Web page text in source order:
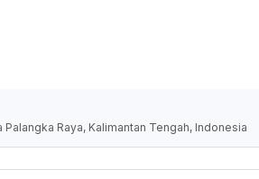
Raya, Kalimantan Tengah, Indonesia